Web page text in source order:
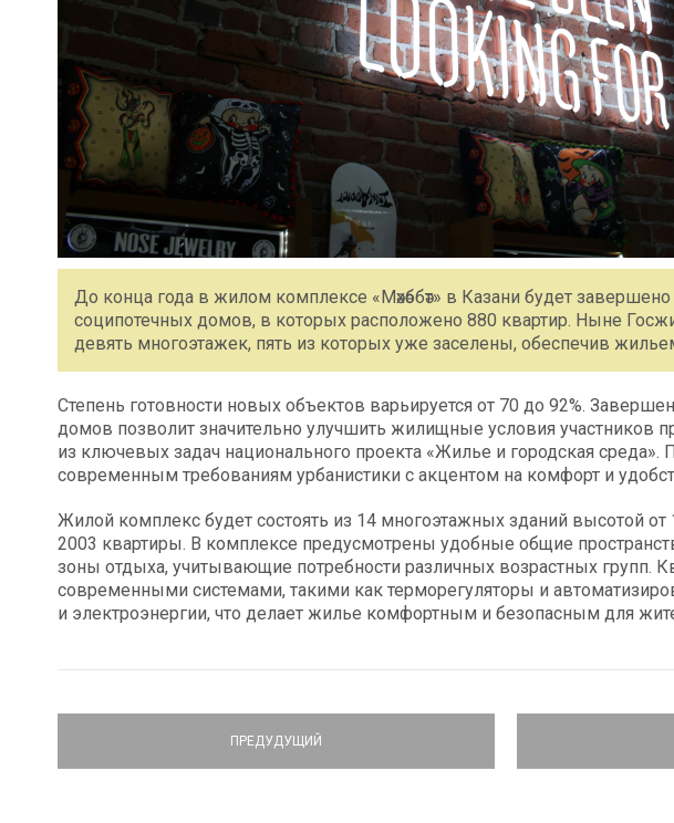
До конца года в жилом комплексе «Мәхәббәт» в Казани будет
соципотечных домов, в которых расположено 880 квартир. Ныне
девять многоэтажек, пять из которых уже заселены, обеспечив
Степень готовности новых объектов варьируется от 70 до 92%.
домов позволит значительно улучшить жилищные условия участников
из ключевых задач национального проекта «Жилье и городская среда».
современным требованиям урбанистики с акцентом на комфорт и
Жилой комплекс будет состоять из 14 многоэтажных зданий высотой
2003 квартиры. В комплексе предусмотрены удобные общие
зоны отдыха, учитывающие потребности различных возрастных групп.
современными системами, такими как терморегуляторы и
и электроэнергии, что делает жилье комфортным и безопасным для
ПРЕДУДУЩИЙ